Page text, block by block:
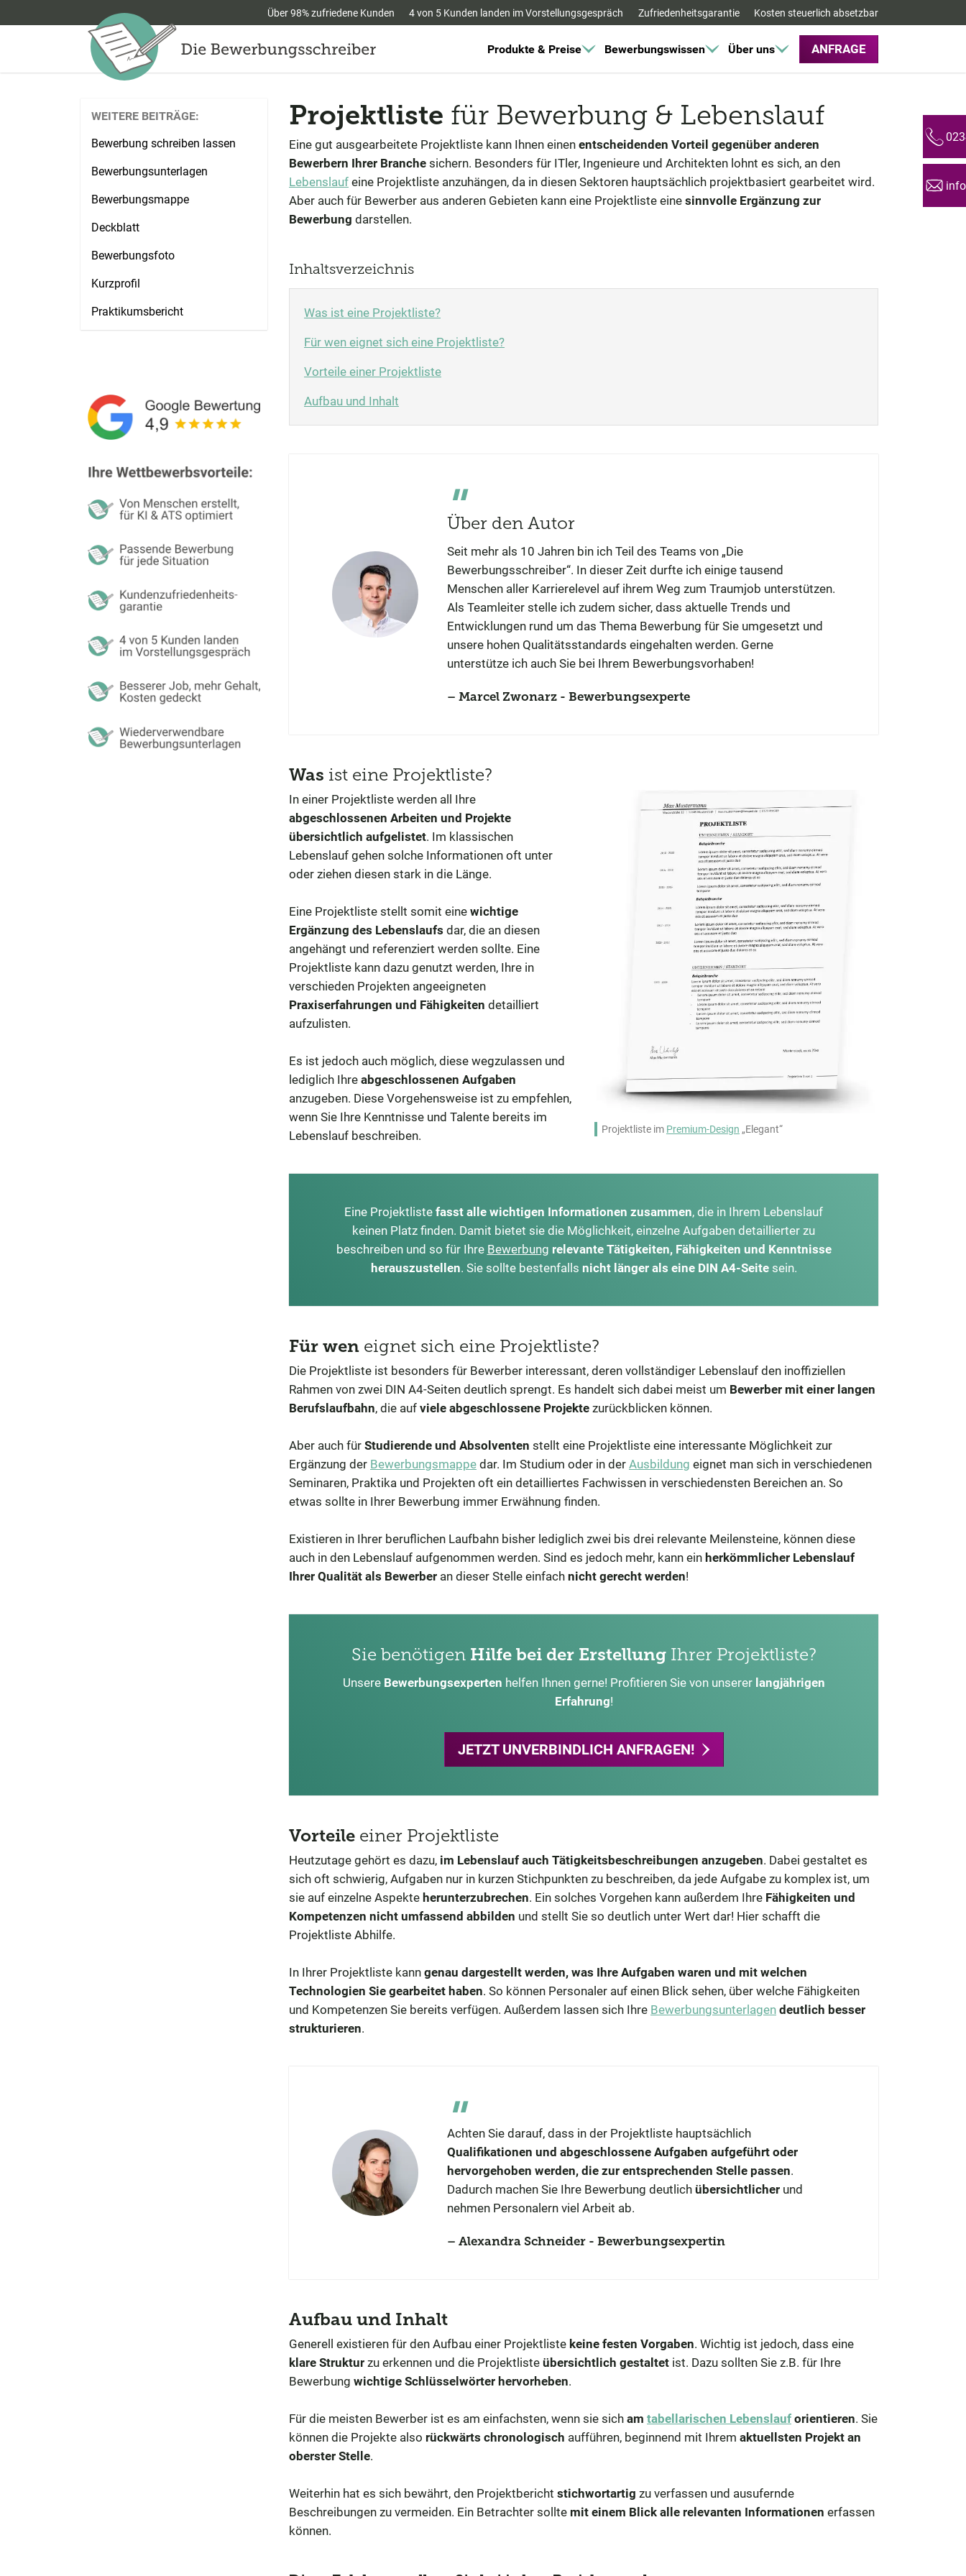
Über 98% zufriedene Kunden 4 von 5 Kunden landen im Vorstellungsgespräch Zufriedenheitsgarantie Kosten steuerlich absetzbar
Produkte & Preise Bewerbungswissen Über uns ANFRAGE
Telefon:
Email:
WEITERE BEITRÄGE:
Bewerbung schreiben lassen
Bewerbungsunterlagen
Bewerbungsmappe
Deckblatt
Bewerbungsfoto
Kurzprofil
Praktikumsbericht
Projektliste für Bewerbung & Lebenslauf
Eine gut ausgearbeitete Projektliste kann Ihnen einen entscheidenden Vorteil gegenüber anderen
Bewerbern Ihrer Branche sichern. Besonders für ITler, Ingenieure und Architekten lohnt es sich, an den
Lebenslauf eine Projektliste anzuhängen, da in diesen Sektoren hauptsächlich projektbasiert gearbeitet wird.
Aber auch für Bewerber aus anderen Gebieten kann eine Projektliste eine sinnvolle Ergänzung zur
Bewerbung darstellen.
Inhaltsverzeichnis
Was ist eine Projektliste?
Für wen eignet sich eine Projektliste?
Vorteile einer Projektliste
Aufbau und Inhalt
Über den Autor
Seit mehr als 10 Jahren bin ich Teil des Teams von „Die
Bewerbungsschreiber“. In dieser Zeit durfte ich einige tausend
Menschen aller Karrierelevel auf ihrem Weg zum Traumjob unterstützen.
Als Teamleiter stelle ich zudem sicher, dass aktuelle Trends und
Entwicklungen rund um das Thema Bewerbung für Sie umgesetzt und
unsere hohen Qualitätsstandards eingehalten werden. Gerne
unterstütze ich auch Sie bei Ihrem Bewerbungsvorhaben!
Marcel Zwonarz - Bewerbungsexperte
Was ist eine Projektliste?
Projektliste im Premium-Design „Elegant“
In einer Projektliste werden all Ihre
abgeschlossenen Arbeiten und Projekte
übersichtlich aufgelistet. Im klassischen
Lebenslauf gehen solche Informationen oft unter
oder ziehen diesen stark in die Länge.
Eine Projektliste stellt somit eine wichtige
Ergänzung des Lebenslaufs dar, die an diesen
angehängt und referenziert werden sollte. Eine
Projektliste kann dazu genutzt werden, Ihre in
verschieden Projekten angeeigneten
Praxiserfahrungen und Fähigkeiten detailliert
aufzulisten.
Es ist jedoch auch möglich, diese wegzulassen und
lediglich Ihre abgeschlossenen Aufgaben
anzugeben. Diese Vorgehensweise ist zu empfehlen,
wenn Sie Ihre Kenntnisse und Talente bereits im
Lebenslauf beschreiben.
Eine Projektliste fasst alle wichtigen Informationen zusammen, die in Ihrem Lebenslauf
keinen Platz finden. Damit bietet sie die Möglichkeit, einzelne Aufgaben detaillierter zu
beschreiben und so für Ihre Bewerbung relevante Tätigkeiten, Fähigkeiten und Kenntnisse
herauszustellen. Sie sollte bestenfalls nicht länger als eine DIN A4-Seitesein.
Für wen eignet sich eine Projektliste?
Die Projektliste ist besonders für Bewerber interessant, deren vollständiger Lebenslauf den inoffiziellen
Rahmen von zwei DIN A4-Seiten deutlich sprengt. Es handelt sich dabei meist um Bewerber mit einer langen
Berufslaufbahn, die auf viele abgeschlossene Projekte zurückblicken können.
Aber auch für Studierende und Absolventen stellt eine Projektliste eine interessante Möglichkeit zur
Ergänzung der Bewerbungsmappe dar. Im Studium oder in der Ausbildung eignet man sich in verschiedenen
Seminaren, Praktika und Projekten oft ein detailliertes Fachwissen in verschiedensten Bereichen an. So
etwas sollte in Ihrer Bewerbung immer Erwähnung finden.
Existieren in Ihrer beruflichen Laufbahn bisher lediglich zwei bis drei relevante Meilensteine, können diese
auch in den Lebenslauf aufgenommen werden. Sind es jedoch mehr, kann ein herkömmlicher Lebenslauf
Ihrer Qualität als Bewerber an dieser Stelle einfach nicht gerecht werden!
Sie benötigen Hilfe bei der ErstellungIhrer Projektliste?
Unsere Bewerbungsexperten helfen Ihnen gerne! Profitieren Sie von unserer langjährigen
Erfahrung!
JETZT UNVERBINDLICH ANFRAGEN!
Vorteile einer Projektliste
Heutzutage gehört es dazu, im Lebenslauf auch Tätigkeitsbeschreibungen anzugeben. Dabei gestaltet es
sich oft schwierig, Aufgaben nur in kurzen Stichpunkten zu beschreiben, da jede Aufgabe zu komplex ist, um
sie auf einzelne Aspekte herunterzubrechen. Ein solches Vorgehen kann außerdem Ihre Fähigkeiten und
Kompetenzen nicht umfassend abbilden und stellt Sie so deutlich unter Wert dar! Hier schafft die
Projektliste Abhilfe.
In Ihrer Projektliste kann genau dargestellt werden, was Ihre Aufgaben waren und mit welchen
Technologien Sie gearbeitet haben. So können Personaler auf einen Blick sehen, über welche Fähigkeiten
und Kompetenzen Sie bereits verfügen. Außerdem lassen sich Ihre Bewerbungsunterlagen deutlich besser
strukturieren.
Achten Sie darauf, dass in der Projektliste hauptsächlich
Qualifikationen und abgeschlossene Aufgaben aufgeführt oder
hervorgehoben werden, die zur entsprechenden Stelle passen.
Dadurch machen Sie Ihre Bewerbung deutlich übersichtlicher und
nehmen Personalern viel Arbeit ab.
Alexandra Schneider - Bewerbungsexpertin
Aufbau und Inhalt
Generell existieren für den Aufbau einer Projektliste keine festen Vorgaben. Wichtig ist jedoch, dass eine
klare Struktur zu erkennen und die Projektliste übersichtlich gestaltet ist. Dazu sollten Sie z.B. für Ihre
Bewerbung wichtige Schlüsselwörter hervorheben.
Für die meisten Bewerber ist es am einfachsten, wenn sie sich am tabellarischen Lebenslauf orientieren. Sie
können die Projekte also rückwärts chronologisch aufführen, beginnend mit Ihrem aktuellsten Projekt an
oberster Stelle.
Weiterhin hat es sich bewährt, den Projektbericht stichwortartig zu verfassen und ausufernde
Beschreibungen zu vermeiden. Ein Betrachter sollte mit einem Blick alle relevanten Informationen erfassen
können.